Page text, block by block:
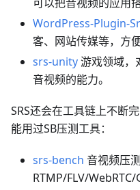
WordPress-Plugin-
客、网站传媒等，方
srs-unity游戏领域，
音视频的能力。
SRS还会在工具链上不断
能用过SB压测工具：
srs-bench 音视频压
RTMP/FLV/WebRTC/